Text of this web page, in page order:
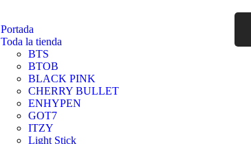
Portada
Toda la tienda
BTS
BTOB
BLACK PINK
CHERRY BULLET
ENHYPEN
GOT7
ITZY
Light Stick